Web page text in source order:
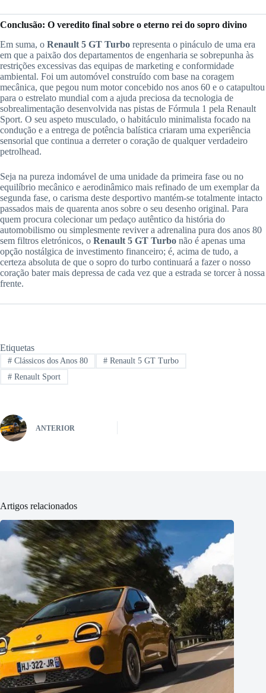
Conclusão: O veredito final sobre o eterno rei do sopro divino
Em suma, o Renault 5 GT Turbo representa o pináculo de uma era
em que a paixão dos departamentos de engenharia se sobrepunha às
restrições excessivas das equipas de marketing e conformidade
ambiental. Foi um automóvel construído com base na coragem
mecânica, que pegou num motor concebido nos anos 60 e o catapultou
para o estrelato mundial com a ajuda preciosa da tecnologia de
sobrealimentação desenvolvida nas pistas de Fórmula 1 pela Renault
Sport. O seu aspeto musculado, o habitáculo minimalista focado na
condução e a entrega de potência balística criaram uma experiência
sensorial que continua a derreter o coração de qualquer verdadeiro
petrolhead.
Seja na pureza indomável de uma unidade da primeira fase ou no
equilíbrio mecânico e aerodinâmico mais refinado de um exemplar da
segunda fase, o carisma deste desportivo mantém-se totalmente intacto
passados mais de quarenta anos sobre o seu desenho original. Para
quem procura colecionar um pedaço autêntico da história do
automobilismo ou simplesmente reviver a adrenalina pura dos anos 80
sem filtros eletrónicos, o Renault 5 GT Turbo não é apenas uma
opção nostálgica de investimento financeiro; é, acima de tudo, a
certeza absoluta de que o sopro do turbo continuará a fazer o nosso
coração bater mais depressa de cada vez que a estrada se torcer à nossa
frente.
Etiquetas
#Clássicos dos Anos 80 #Renault 5 GT Turbo
#Renault Sport
ANTERIOR
Artigos relacionados